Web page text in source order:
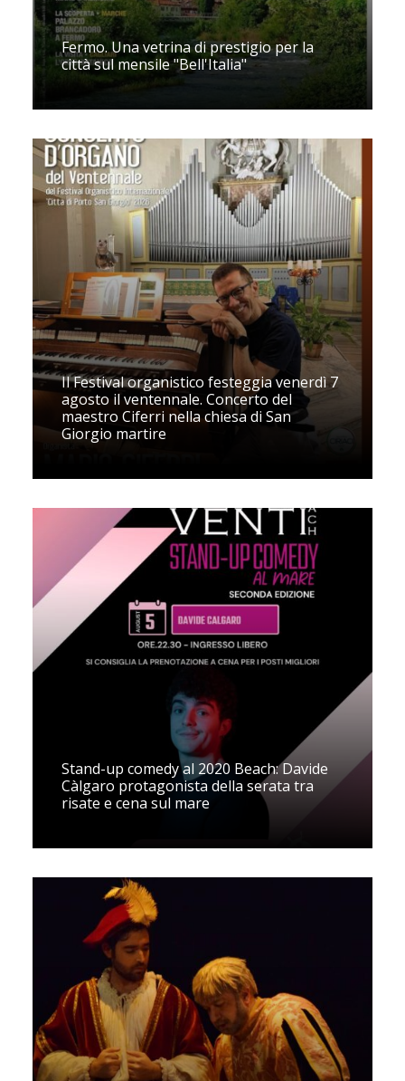
Fermo. Una vetrina di prestigio per la
città sul mensile "Bell'Italia"
Il Festival organistico festeggia venerdì 7
agosto il ventennale. Concerto del
maestro Ciferri nella chiesa di San
Giorgio martire
Stand-up comedy al 2020 Beach: Davide
Càlgaro protagonista della serata tra
risate e cena sul mare